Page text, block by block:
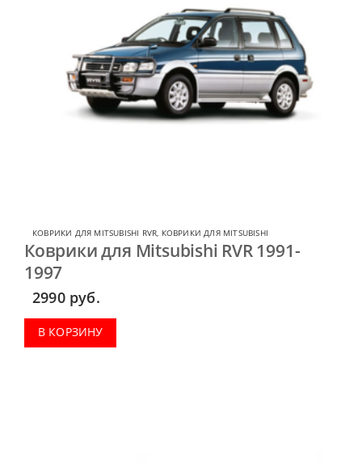
КОВРИКИ ДЛЯ MITSUBISHI RVR, КОВРИКИ ДЛЯ MITSUBISHI
Коврики для Mitsubishi RVR 1991-
1997
2990 руб.
В КОРЗИНУ